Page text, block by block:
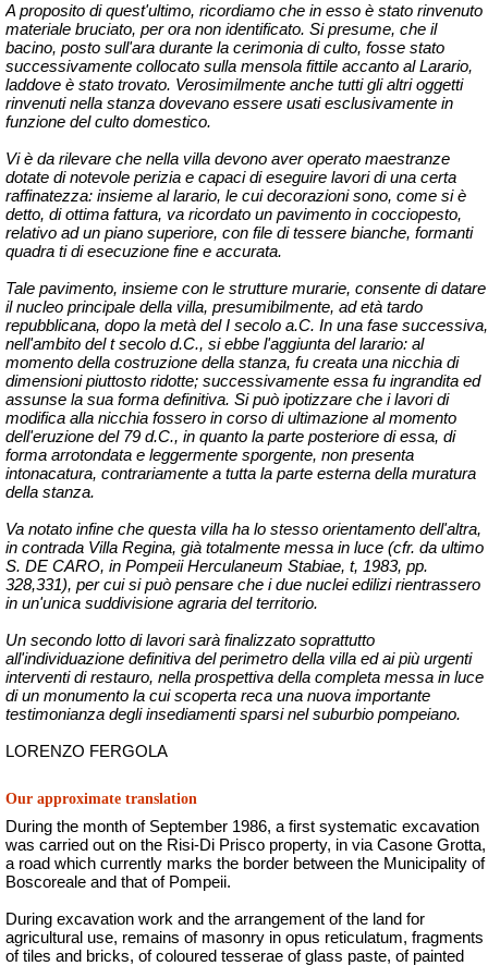
A proposito di quest'ultimo, ricordiamo che in esso è stato rinvenuto
materiale bruciato, per ora non identificato. Si presume, che il
bacino, posto sull'ara durante la cerimonia di culto, fosse stato
successivamente collocato sulla mensola fittile accanto al Larario,
laddove è stato trovato. Verosimilmente anche tutti gli altri oggetti
rinvenuti nella stanza dovevano essere usati esclusivamente in
funzione del culto domestico.
Vi è da rilevare che nella villa devono aver operato maestranze
dotate di notevole perizia e capaci di eseguire lavori di una certa
raffinatezza: insieme al larario, le cui decorazioni sono, come si è
detto, di ottima fattura, va ricordato un pavimento in cocciopesto,
relativo ad un piano superiore, con file di tessere bianche, formanti
quadra ti di esecuzione fine e accurata.
Tale pavimento, insieme con le strutture murarie, consente di datare
il nucleo principale della villa, presumibilmente, ad età tardo
repubblicana, dopo la metà del I secolo a.C. In una fase successiva,
nell'ambito del t secolo d.C., si ebbe l'aggiunta del larario: al
momento della costruzione della stanza, fu creata una nicchia di
dimensioni piuttosto ridotte; successivamente essa fu ingrandita ed
assunse la sua forma definitiva. Si può ipotizzare che i lavori di
modifica alla nicchia fossero in corso di ultimazione al momento
dell'eruzione del 79 d.C., in quanto la parte posteriore di essa, di
forma arrotondata e leggermente sporgente, non presenta
intonacatura, contrariamente a tutta la parte esterna della muratura
della stanza.
Va notato infine che questa villa ha lo stesso orientamento dell'altra,
in contrada Villa Regina, già totalmente messa in luce (cfr. da ultimo
S. DE CARO, in Pompeii Herculaneum Stabiae, t, 1983, pp.
328,331), per cui si può pensare che i due nuclei edilizi rientrassero
in un'unica suddivisione agraria del territorio.
Un secondo lotto di lavori sarà finalizzato soprattutto
all'individuazione definitiva del perimetro della villa ed ai più urgenti
interventi di restauro, nella prospettiva della completa messa in luce
di un monumento la cui scoperta reca una nuova importante
testimonianza degli insediamenti sparsi nel suburbio pompeiano.
LORENZO FERGOLA
Our approximate translation
During the month of September 1986, a first systematic excavation
was carried out on the Risi-Di Prisco property, in via Casone Grotta,
a road which currently marks the border between the Municipality of
Boscoreale and that of Pompeii.
During excavation work and the arrangement of the land for
agricultural use, remains of masonry in opus reticulatum, fragments
of tiles and bricks, of coloured tesserae of glass paste, of painted